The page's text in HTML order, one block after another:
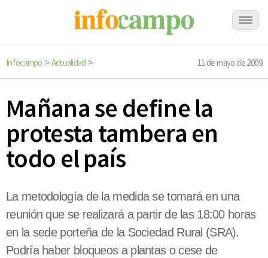
Infocampo > Actualidad > 11 de mayo de 2009
Mañana se define la
protesta tambera en
todo el país
La metodología de la medida se tomará en una
reunión que se realizará a partir de las 18:00 horas
en la sede porteña de la Sociedad Rural (SRA).
Podría haber bloqueos a plantas o cese de